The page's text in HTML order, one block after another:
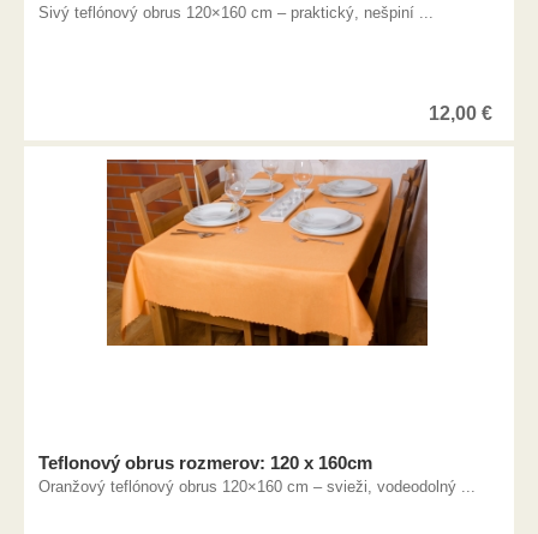
Sivý teflónový obrus 120×160 cm – praktický, nešpiní ...
12,00 €
Teflonový obrus rozmerov: 120 x 160cm
Oranžový teflónový obrus 120×160 cm – svieži, vodeodolný ...